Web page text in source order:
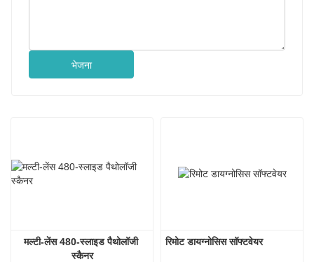
भेजना
मल्टी-लेंस 480-स्लाइड पैथोलॉजी
स्कैनर
रिमोट डायग्नोसिस सॉफ्टवेयर